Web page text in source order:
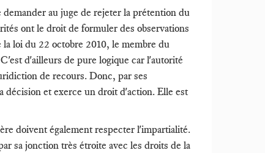
au juge de rejeter la prétention du
ont le droit de formuler des observations
loi du 22 octobre 2010, le membre du
d'ailleurs de pure logique car l'autorité
de recours. Donc, par ses
décision et exerce un droit d'action. Elle est
doivent également respecter l'impartialité.
sa jonction très étroite avec les droits de la